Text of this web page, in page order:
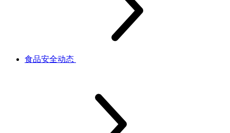
食品安全动态